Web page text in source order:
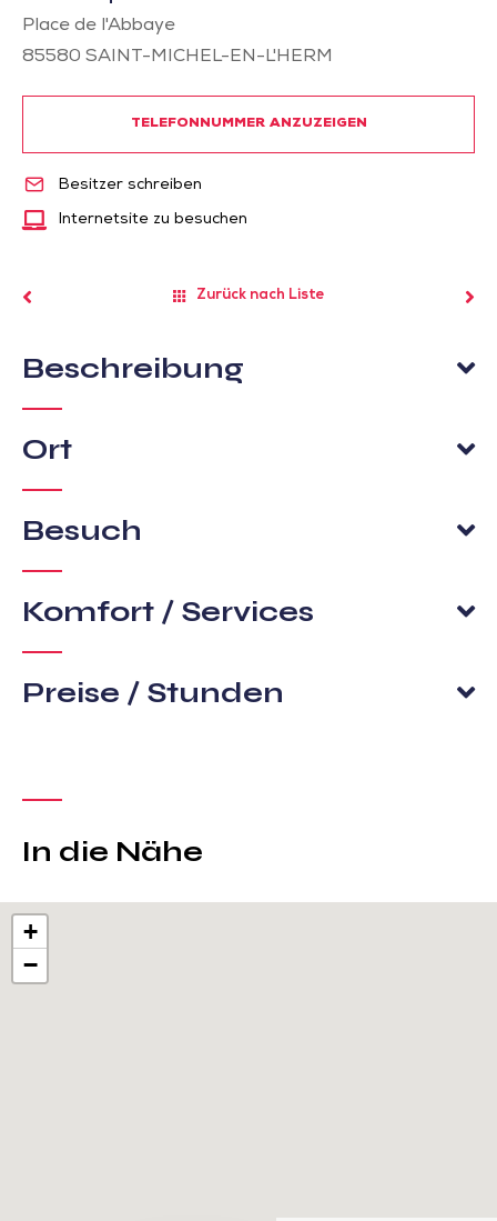
Place de l'Abbaye
85580 SAINT-MICHEL-EN-L'HERM
TELEFONNUMMER ANZUZEIGEN
Besitzer schreiben
Internetsite zu besuchen
Zurück nach Liste
Beschreibung
Ort
Besuch
Komfort / Services
Preise / Stunden
In die Nähe
+
−